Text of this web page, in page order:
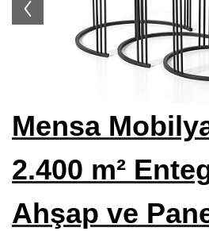
Siteler Mobilyacılar, Mobilya
İnegöl Mobilyacılar, Mobilya
Modoko Mobilya Mağazaları,
İzmir Mobilya Mağazaları, Firmaları,
Bursa Mobilyacılar, Mobilya
Gaziantep Mobilya Mağazaları,
Mensa
2.400 m²
Ahşap ve